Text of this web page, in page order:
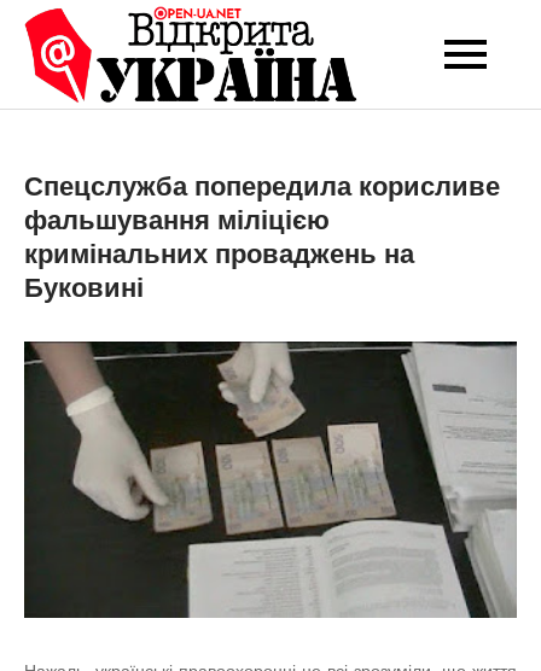
Перейти
вмісту
Open-UA
NET
Це ваше надійне
експертних думок
Спецслужба попередила корисливе
фальшування міліцією
кримінальних проваджень на
Буковині